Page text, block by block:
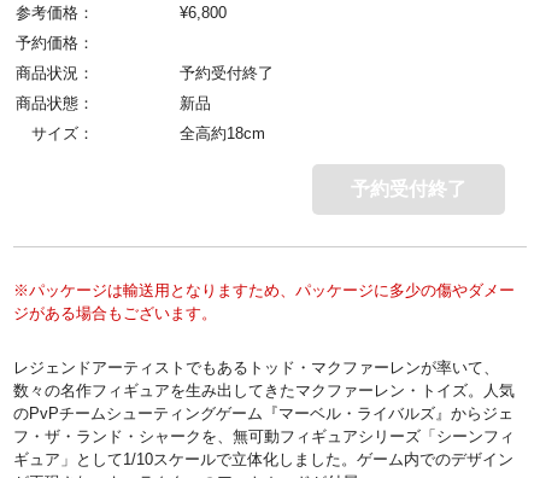
参考価格：
¥6,800
予約価格：
商品状況：
予約受付終了
商品状態：
新品
サイズ：
全高約18cm
予約受付終了
※パッケージは輸送用となりますため、パッケージに多少の傷やダメー
ジがある場合もございます。
レジェンドアーティストでもあるトッド・マクファーレンが率いて、
数々の名作フィギュアを生み出してきたマクファーレン・トイズ。人気
のPvPチームシューティングゲーム『マーベル・ライバルズ』からジェ
フ・ザ・ランド・シャークを、無可動フィギュアシリーズ「シーンフィ
ギュア」として1/10スケールで立体化しました。ゲーム内でのデザイン